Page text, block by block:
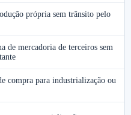
própria sem trânsito pelo
de mercadoria de terceiros sem
compra para industrialização ou